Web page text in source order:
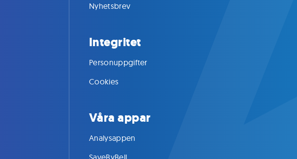
Nyhetsbrev
Integritet
Personuppgifter
Cookies
Våra appar
Analysappen
SaveByBell